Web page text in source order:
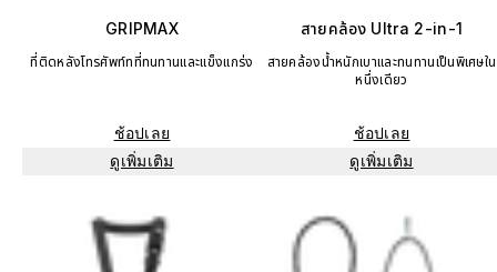
GRIPMAX
ที่ติดหลังโทรศัพท์ทที่ทนทานและแข็งแกร่ง
ช้อปเลย
ดูเพิ่มเติม
สายคล้อง Ultra 2-in-1
สายคล้องน้ำหนักเบาและทนทานเป็นพิเศษใน
หนึ่งเดียว
ช้อปเลย
ดูเพิ่มเติม